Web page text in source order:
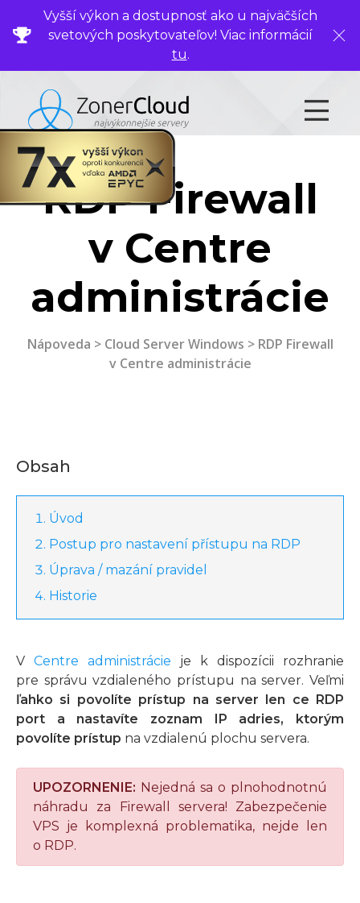
Vyšší výkon a dostupnosť ako u najväčších
svetových poskytovateľov! Viac informácií
tu.
RDP Firewall
v Centre
administrácie
Nápoveda > Cloud Server Windows > RDP Firewall
v Centre administrácie
Obsah
Úvod
Postup pro nastavení přístupu na RDP
Úprava / mazání pravidel
Historie
V Centre administrácie je k dispozícii rozhranie
pre správu vzdialeného prístupu na server. Veľmi
ľahko si povolíte prístup na server len ce RDP
port a nastavíte zoznam IP adries, ktorým
povolíte prístup na vzdialenú plochu servera.
UPOZORNENIE: Nejedná sa o plnohodnotnú
náhradu za Firewall servera! Zabezpečenie
VPS je komplexná problematika, nejde len
o RDP.